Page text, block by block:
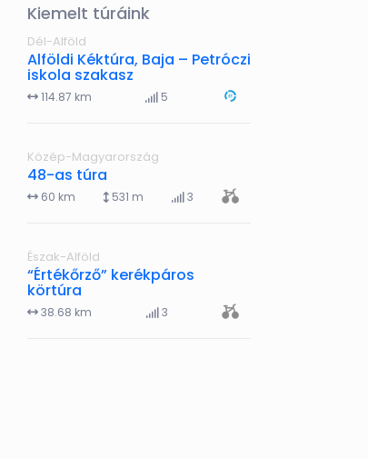
Kiemelt túráink
Dél-Alföld
Alföldi Kéktúra, Baja – Petróczi
iskola szakasz
114.87 km 5
Közép-Magyarország
48-as túra
60 km 531 m 3
Észak-Alföld
“Értékőrző” kerékpáros
körtúra
38.68 km 3